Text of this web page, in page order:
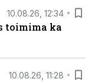
10.08.26, 12:34
toimima ka
10.08.26, 11:28